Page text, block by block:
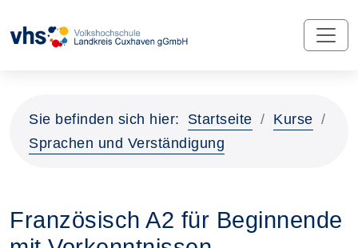
Sie befinden sich hier: Startseite
Kurse
Sprachen und Verständigung
Französisch A2 für Beginnende